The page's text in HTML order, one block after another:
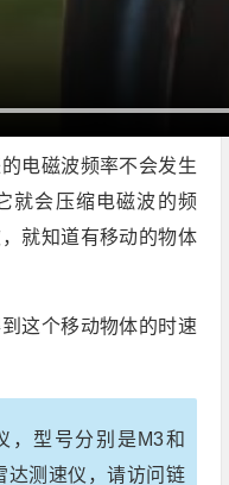
电磁波频率不会发生
就会压缩电磁波的频
就知道有移动的物体
这个移动物体的时速
，型号分别是M3和
达测速仪，请访问链